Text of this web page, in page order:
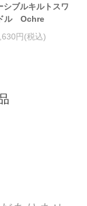
シブルキルトスワ
ル Ochre
円(税込)